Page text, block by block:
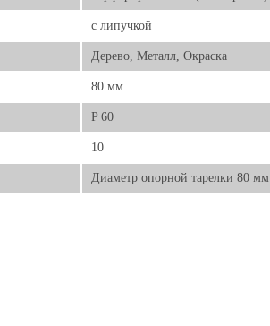
с липучкой
Дерево, Металл, Окраска
80 мм
P 60
10
Диаметр опорной тарелки 80 мм